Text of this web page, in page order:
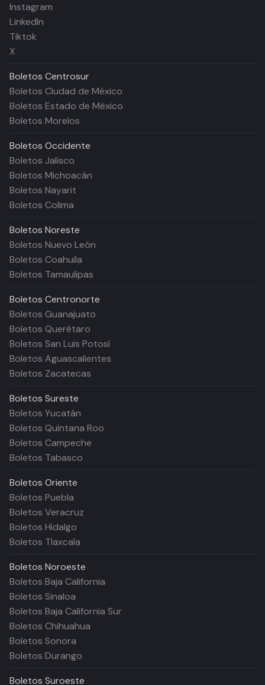
Instagram
LinkedIn
Tiktok
X
Boletos Centrosur
Boletos Ciudad de México
Boletos Estado de México
Boletos Morelos
Boletos Occidente
Boletos Jalisco
Boletos Michoacán
Boletos Nayarit
Boletos Colima
Boletos Noreste
Boletos Nuevo León
Boletos Coahuila
Boletos Tamaulipas
Boletos Centronorte
Boletos Guanajuato
Boletos Querétaro
Boletos San Luis Potosí
Boletos Aguascalientes
Boletos Zacatecas
Boletos Sureste
Boletos Yucatán
Boletos Quintana Roo
Boletos Campeche
Boletos Tabasco
Boletos Oriente
Boletos Puebla
Boletos Veracruz
Boletos Hidalgo
Boletos Tlaxcala
Boletos Noroeste
Boletos Baja California
Boletos Sinaloa
Boletos Baja California Sur
Boletos Chihuahua
Boletos Sonora
Boletos Durango
Boletos Suroeste